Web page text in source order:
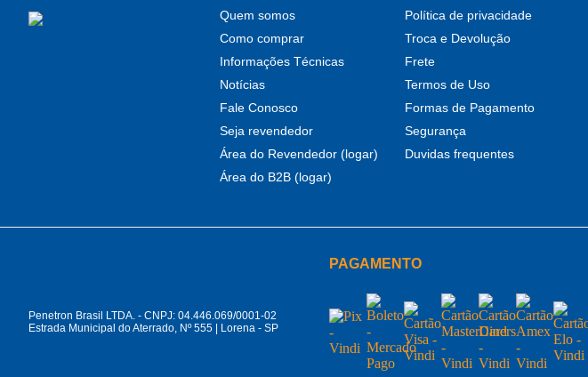
Quem somos
Como comprar
Informações Técnicas
Notícias
Fale Conosco
Seja revendedor
Área do Revendedor (logar)
Área do B2B (logar)
Política de privacidade
Troca e Devolução
Frete
Termos de Uso
Formas de Pagamento
Segurança
Duvidas frequentes
Penetron Brasil LTDA. - CNPJ: 04.446.069/0001-02
Estrada Municipal do Aterrado, Nº 555 | Lorena - SP
PAGAMENTO